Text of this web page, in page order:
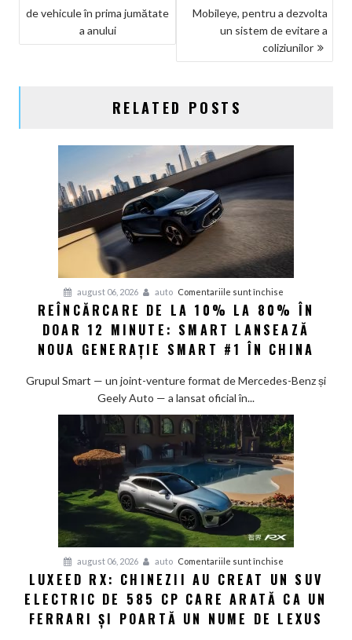
ÎN
ARTICOLE
de vehicule în prima jumătate
a anului
Mobileye, pentru a dezvolta
un sistem de evitare a
coliziunilor
RELATED POSTS
august 06, 2026 auto Comentariile sunt închise
Reîncărcare
de
la
la
doar
12
minute:
lansează
noua
generație
Smart
în
China
REÎNCĂRCARE DE LA 10% LA 80% ÎN
DOAR 12 MINUTE: SMART LANSEAZĂ
NOUA GENERAȚIE SMART #1 ÎN CHINA
Grupul Smart — un joint-venture format de Mercedes-Benz și
Geely Auto — a lansat oficial în...
august 06, 2026 auto Comentariile sunt închise
Luxeed
RX:
Chinezii
LUXEED RX: CHINEZII AU CREAT UN SUV
ELECTRIC DE 585 CP CARE ARATĂ CA UN
FERRARI ȘI POARTĂ UN NUME DE LEXUS